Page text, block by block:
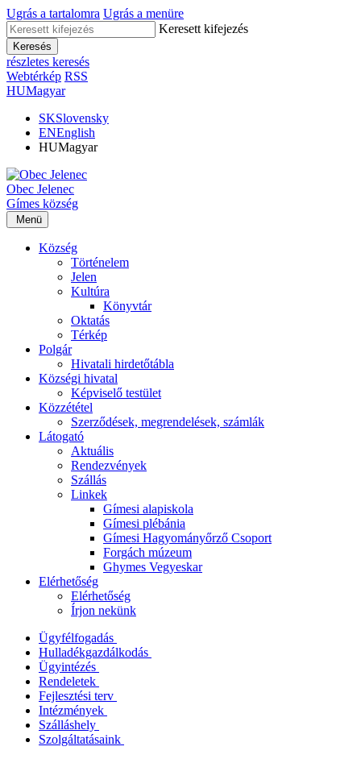
Ugrás a tartalomra Ugrás a menüre
Keresett kifejezés
Keresés
részletes keresés
Webtérkép RSS
HUMagyar
SKSlovensky
ENEnglish
HUMagyar
Obec Jelenec
Gímes község
Menü
Község
Történelem
Jelen
Kultúra
Könyvtár
Oktatás
Térkép
Polgár
Hivatali hirdetőtábla
Községi hivatal
Képviselő testület
Közzététel
Szerződések, megrendelések, számlák
Látogató
Aktuális
Rendezvények
Szállás
Linkek
Gímesi alapiskola
Gímesi plébánia
Gímesi Hagyományőrző Csoport
Forgách múzeum
Ghymes Vegyeskar
Elérhetőség
Elérhetőség
Írjon nekünk
Ügyfélfogadás
Hulladékgazdálkodás
Ügyintézés
Rendeletek
Fejlesztési terv
Intézmények
Szálláshely
Szolgáltatásaink